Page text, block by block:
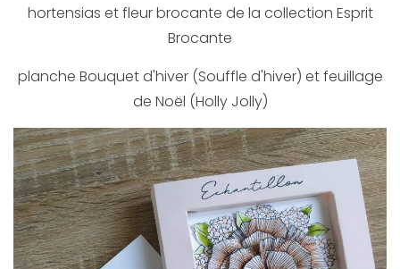
hortensias et fleur brocante de la collection Esprit
Brocante
planche Bouquet d'hiver (Souffle d'hiver) et feuillage
de Noël (Holly Jolly)